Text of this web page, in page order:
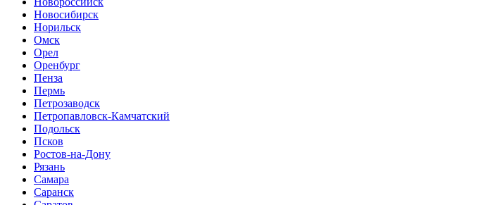
Новосибирск
Норильск
Омск
Орел
Оренбург
Пенза
Пермь
Петрозаводск
Петропавловск-Камчатский
Подольск
Псков
Ростов-на-Дону
Рязань
Самара
Саранск